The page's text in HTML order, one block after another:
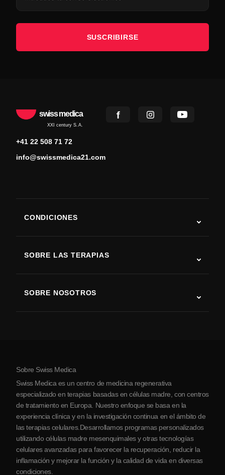
SUSCRIBIRSE
swiss medica
XXI century S.A.
+41 22 508 71 72
info@swissmedica21.com
CONDICIONES
Enfermedad de Parkinson
Artritis
SOBRE LAS TERAPIAS
SOBRE NOSOTROS
Sobre Serbia
Colaboraciones
Sobre Swiss Medica
Swiss Medica es un centro de medicina regenerativa
especializado en terapias basadas en células madre, con centros
de tratamiento en Europa. Nuestro enfoque se basa en la
experiencia clínica y en la investigación continua en el ámbito de
las terapias celulares.Desarrollamos programas personalizados
utilizando células madre mesenquimales y otras tecnologías
celulares avanzadas para favorecer la recuperación, reducir la
inflamación y mejorar la función y la calidad de vida en diversas
condiciones.